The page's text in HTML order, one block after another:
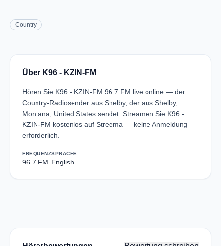
Country
Über K96 - KZIN-FM
Hören Sie K96 - KZIN-FM 96.7 FM live online — der
Country-Radiosender aus Shelby, der aus Shelby,
Montana, United States sendet. Streamen Sie K96 -
KZIN-FM kostenlos auf Streema — keine Anmeldung
erforderlich.
FREQUENZ
96.7 FM
SPRACHE
English